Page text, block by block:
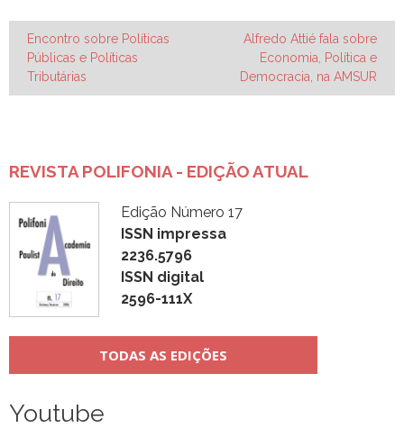
Navegação
de
Post
Encontro sobre Políticas
Públicas e Políticas
Tributárias
Alfredo Attié fala sobre
Economia, Política e
Democracia, na AMSUR
REVISTA POLIFONIA - EDIÇÃO ATUAL
Edição Número 17
ISSN impressa
2236.5796
ISSN digital
2596-111X
TODAS AS EDIÇÕES
Youtube